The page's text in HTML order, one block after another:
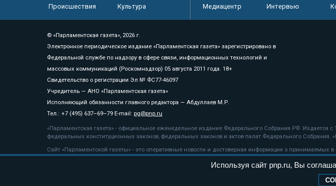
Происшествия
Культура
Медиацентр
Интервью
© «Парламентская газета», 2026 г.
Электронное периодическое издание «Парламентская газета» зарегистрировано в
Федеральной службе по надзору в сфере связи, информационных технологий и
массовых коммуникаций (Роскомнадзор) 05 августа 2011 года. 18+
Свидетельство о регистрации Эл № ФС77-46097
Учредитель — АНО «Парламентская газета»
Исполняющий обязанности главного редактора — Абдуллаев М.Р.
Тел.: +7 (495) 637–69–79 E-mail: pg@pnp.ru
«Парламентская газета» - официальное еженедельное издание Федерального Собрания РФ.
федеральных конституционных законов, федеральных законов и актов палат Федерального Собрания.
Сайт «Парламентской газеты» - это оперативные новости и достоверная информация о принимаемых
«Парламентской газеты» активная ссылка на pnp.ru обязательна.
рекомендательные технологии
Используя сайт pnp.ru, Вы